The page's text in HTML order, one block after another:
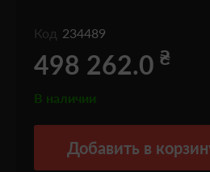
Код 234489
498 262.0 ₴
В наличии
Добавить в